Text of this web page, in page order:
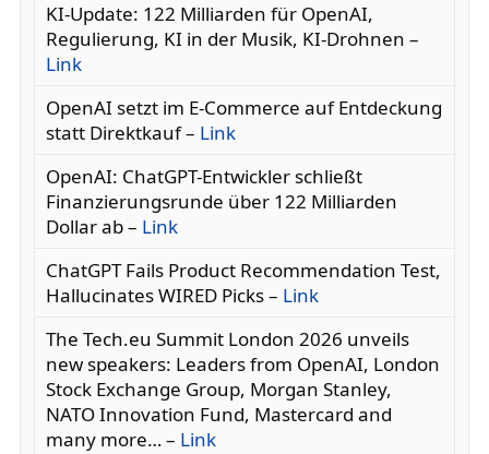
KI-Update: 122 Milliarden für OpenAI,
Regulierung, KI in der Musik, KI-Drohnen –
Link
OpenAI setzt im E-Commerce auf Entdeckung
statt Direktkauf – Link
OpenAI: ChatGPT-Entwickler schließt
Finanzierungsrunde über 122 Milliarden
Dollar ab – Link
ChatGPT Fails Product Recommendation Test,
Hallucinates WIRED Picks – Link
The Tech.eu Summit London 2026 unveils
new speakers: Leaders from OpenAI, London
Stock Exchange Group, Morgan Stanley,
NATO Innovation Fund, Mastercard and
many more… – Link